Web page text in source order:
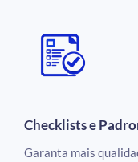
Checklists e
Garanta mais